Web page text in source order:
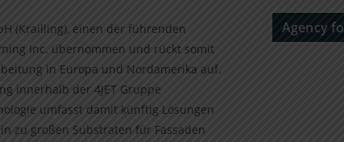
(Krailling), einen der führenden
Inc. übernommen und rückt somit
in Europa und Nordamerika auf.
innerhalb der 4JET Gruppe
umfasst damit künftig Lösungen
zu großen Substraten für Fassaden
Agency